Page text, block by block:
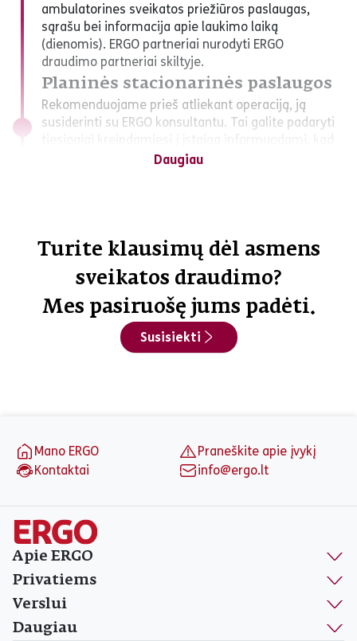
ambulatorines sveikatos priežiūros paslaugas,
sąrašu bei informacija apie laukimo laiką
(dienomis). ERGO partneriai nurodyti ERGO
draudimo partneriai skiltyje.
Planinės stacionarinės paslaugos
Rekomenduojame prieš atliekant operaciją, ją
susiderinti su ERGO konsultantu. Tai galite padaryti
turite ERGO sveikatos draudimą ir prašydami, kad
paslaugos yra kokybiškos ir neretai –
pasiekiamos be didesnių eilių. Jeigu
valstybinėje gydymo įstaigoje gaunate iš dalies
valstybės lėšomis padengiamas paslaugas,
mes padengsime jums priskirtas papildomas
gydymo išlaidas.
Daugiau
Turite klausimų dėl asmens
sveikatos draudimo?
Mes pasiruošę jums padėti.
Susisiekti
Mano ERGO
Praneškite apie įvykį
Kontaktai
info@ergo.lt
Apie ERGO
Privatiems
Verslui
Daugiau